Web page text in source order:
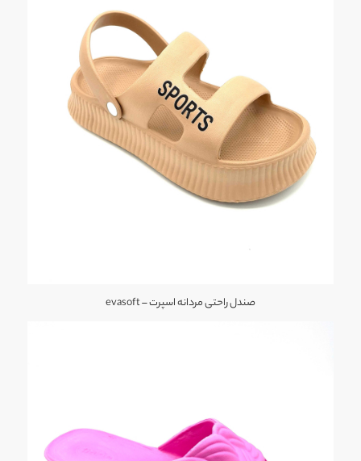
صندل راحتی مردانه اسپرت – evasoft